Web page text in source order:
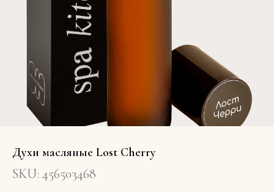
Духи масляные Lost Cherry
SKU: 456503468